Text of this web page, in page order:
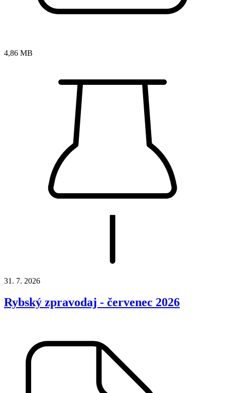
4,86 MB
31. 7. 2026
Rybský zpravodaj - červenec 2026